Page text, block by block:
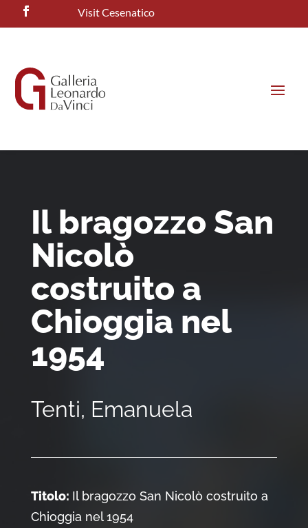
Visit Cesenatico
Il bragozzo San
Nicolò
costruito a
Chioggia nel
1954
Tenti, Emanuela
Titolo: Il bragozzo San Nicolò costruito a
Chioggia nel 1954